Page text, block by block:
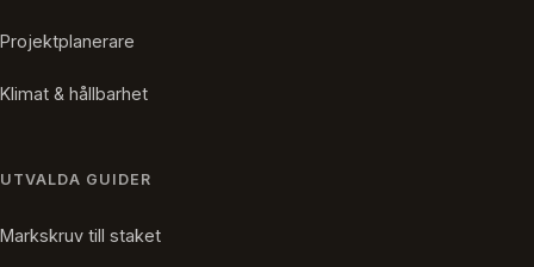
Projektplanerare
Klimat & hållbarhet
UTVALDA GUIDER
Markskruv till staket